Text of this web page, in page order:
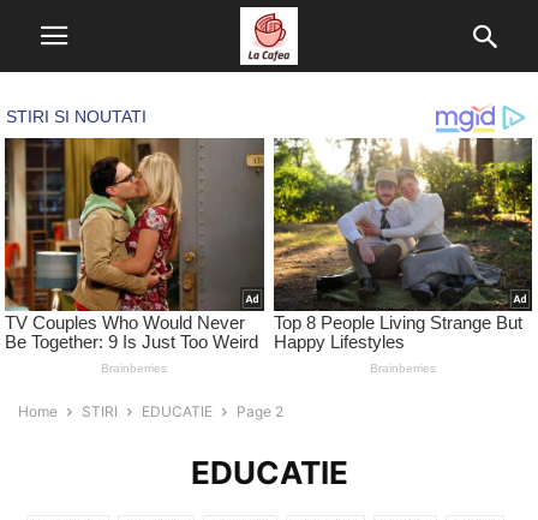
Home STIRI EDUCATIE Page 2
EDUCATIE